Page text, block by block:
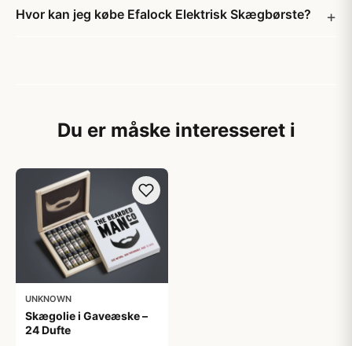
Hvor kan jeg købe Efalock Elektrisk Skægbørste?
Du er måske interesseret i
UNKNOWN
Skægolie i Gaveæske –
24 Dufte